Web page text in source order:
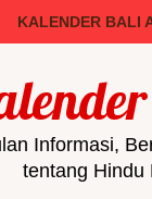
KALENDER BALI
Informasi,
tentang Hindu